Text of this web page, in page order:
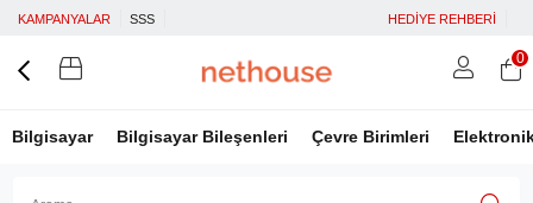
KAMPANYALAR SSS HEDİYE REHBERİ
Bilgisayar Bilgisayar Bileşenleri Çevre Birimleri
0